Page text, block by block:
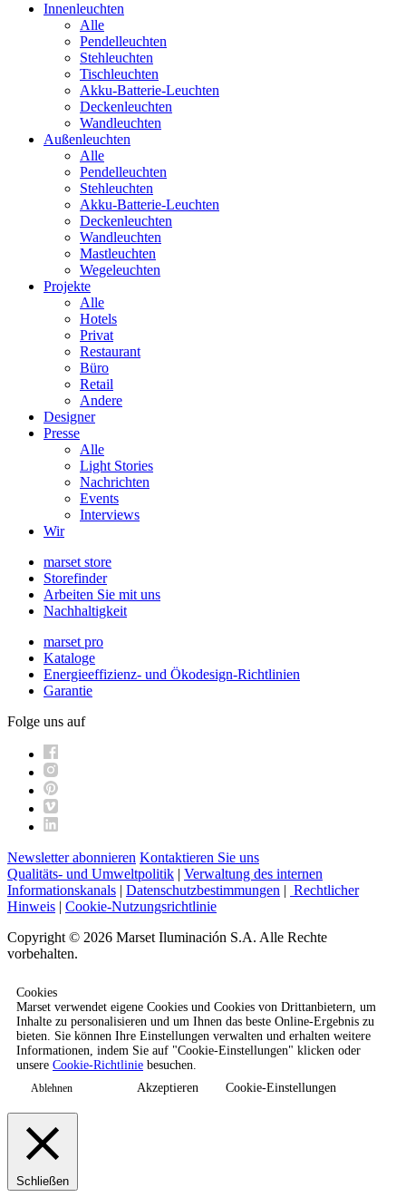
Innenleuchten
Alle
Pendelleuchten
Stehleuchten
Tischleuchten
Akku-Batterie-Leuchten
Deckenleuchten
Wandleuchten
Außenleuchten
Alle
Pendelleuchten
Stehleuchten
Akku-Batterie-Leuchten
Deckenleuchten
Wandleuchten
Mastleuchten
Wegeleuchten
Projekte
Alle
Hotels
Privat
Restaurant
Büro
Retail
Andere
Designer
Presse
Alle
Light Stories
Nachrichten
Events
Interviews
Wir
marset store
Storefinder
Arbeiten Sie mit uns
Nachhaltigkeit
marset pro
Kataloge
Energieeffizienz- und Ökodesign-Richtlinien
Garantie
Folge uns auf
Newsletter abonnieren Kontaktieren Sie uns
Qualitäts- und Umweltpolitik | Verwaltung des internen
Informationskanals | Datenschutzbestimmungen | Rechtlicher
Hinweis | Cookie-Nutzungsrichtlinie
Copyright © 2026 Marset Iluminación S.A. Alle Rechte
vorbehalten.
Cookies
Marset verwendet eigene Cookies und Cookies von Drittanbietern, um
Inhalte zu personalisieren und um Ihnen das beste Online-Ergebnis zu
bieten. Sie können Ihre Einstellungen verwalten und erhalten weitere
Informationen, indem Sie auf "Cookie-Einstellungen" klicken oder
unsere Cookie-Richtlinie besuchen.
Ablehnen Akzeptieren Cookie-Einstellungen
Schließen